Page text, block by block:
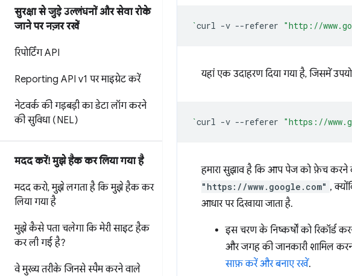
सुरक्षा से जुड़े उल्लंघनों और सेवा रोके
जाने पर नज़र रखें
रिपोर्टिंग API
Reporting API v1 पर माइग्रेट करें
नेटवर्क की गड़बड़ी का डेटा लॉग करने
की सुविधा (NEL)
मदद करें! मुझे हैक कर लिया गया है
मदद करो,मुझे लगता है कि मुझे हैक कर
लिया गया है
मुझे कैसे पता चलेगा कि मेरी साइट हैक
कर ली गई है?
वे मुख्य तरीके जिनसे स्पैम करने वाले
`curl -v --referer "http://
यहां एक उदाहरण दिया गया है, जिसमें
`curl -v --referer "https://
हमारा सुझाव है कि आप पेज को फ़ेच
"https://www.google.com" ,
आधार पर दिखाया जाता है.
इस चरण के निष्कर्षों को
और जगह की जानकारी शामिल
साफ़ करें और बनाए रखें.